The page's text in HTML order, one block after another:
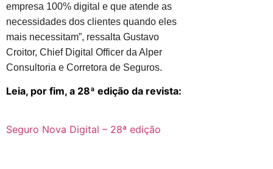
empresa 100% digital e que atende as
necessidades dos clientes quando eles
mais necessitam”, ressalta Gustavo
Croitor, Chief Digital Officer da Alper
Consultoria e Corretora de Seguros.
Leia, por fim, a 28ª edição da revista:
Seguro Nova Digital – 28ª edição